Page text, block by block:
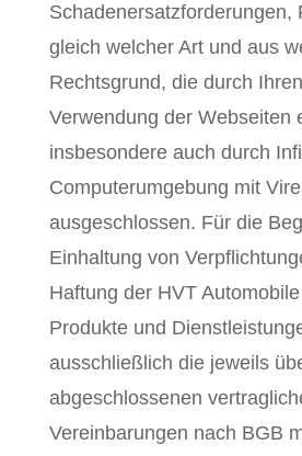
Schadenersatzforderungen,
gleich welcher Art und aus
Rechtsgrund, die durch
Verwendung der Webseiten
insbesondere auch durch
Computerumgebung mit
ausgeschlossen. Für die
Einhaltung von
Haftung der HVT
Produkte und
ausschließlich die jeweils
abgeschlossenen
Vereinbarungen nach BGB